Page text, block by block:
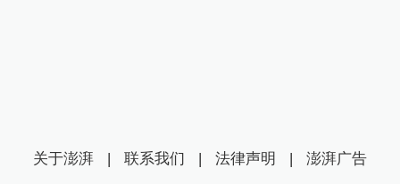
关于澎湃 | 联系我们 | 法律声明 | 澎湃广告